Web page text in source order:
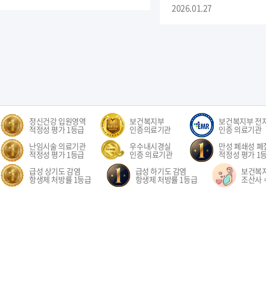
2026.01.27
정신건강 입원영역
적정성 평가 1등급
보건복지부
인증의료기관
보건복지부 전
인증 의료기관
난임시술 의료기관
적정성 평가 1등급
우수내시경실
인증 의료기관
만성 폐쇄성
적정성 평가 1
급성 상기도 감염
항생제 처방률 1등급
급성 하기도 감염
항생제 처방률 1등급
보건복
조산사